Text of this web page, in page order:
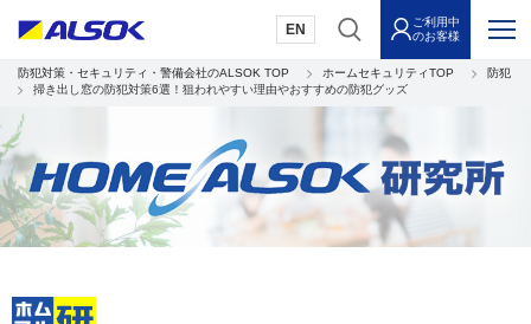
EN
ご利用中
のお客様
防犯対策・セキュリティ・警備会社のALSOK TOP ホームセキュリティTOP
防犯
掃き出し窓の防犯対策6選！狙われやすい理由やおすすめの防犯グッズ